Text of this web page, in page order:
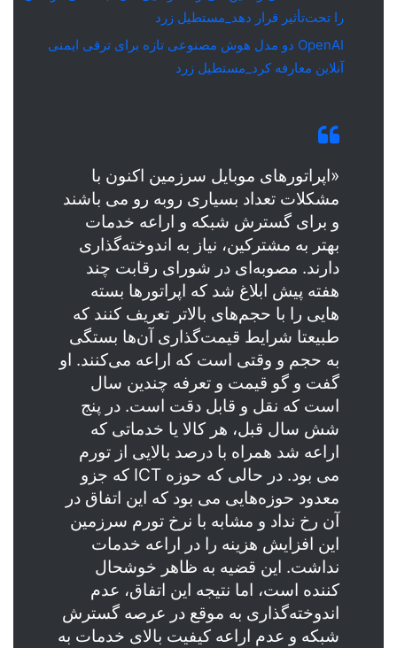
را تحت‌تأثیر قرار دهد_مستطیل زرد
OpenAI دو مدل هوش مصنوعی تازه برای ترقی ایمنی
آنلاین معارفه کرد_مستطیل زرد
«اپراتور‌های موبایل سرزمین اکنون با
مشکلات تعداد بسیاری روبه رو می باشند
و برای گسترش شبکه و اراعه خدمات
بهتر به مشترکین، نیاز به اندوخته‌گذاری
دارند. مصوبه‌ای در شورای رقابت چند
هفته پیش ابلاغ شد که اپراتورها بسته
هایی را با حجم‌های بالاتر تعریف کنند که
طبیعتا شرایط قیمت‌گذاری آن‌ها بستگی
به حجم و وقتی است که اراعه می‌کنند. او
گفت و گو قیمت و تعرفه چندین سال
است که نقل و قابل دقت است. در پنج
شش سال قبل، هر کالا یا خدماتی که
اراعه شد همراه با درصد بالایی از تورم
می بود. در حالی که حوزه ICT که جزو
معدود حوزه‌هایی می بود که این اتفاق در
آن رخ نداد و مشابه با نرخ تورم سرزمین
این افزایش هزینه را در اراعه خدمات
نداشت. این قضیه به ظاهر خوشحال
کننده است، اما نتیجه این اتفاق، عدم
اندوخته‌گذاری به موقع در عرصه گسترش
شبکه و عدم اراعه کیفیت بالای خدمات به